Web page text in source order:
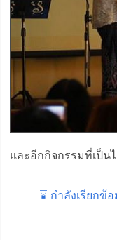
และอีกกิจกรรมที่เป็
⌛ กำลังเรียกข้